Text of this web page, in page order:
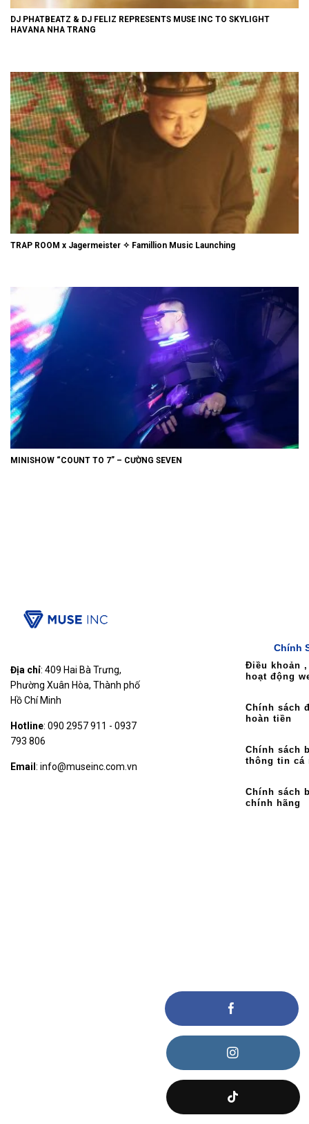
DJ PHATBEATZ & DJ FELIZ REPRESENTS MUSE INC TO SKYLIGHT
HAVANA NHA TRANG
TRAP ROOM x Jagermeister ✧ Famillion Music Launching
MINISHOW “COUNT TO 7” – CƯỜNG SEVEN
Địa chỉ: 409 Hai Bà Trưng,
Phường Xuân Hòa, Thành phố
Hồ Chí Minh
Hotline: 090 2957 911 - 0937
793 806
Email: info@museinc.com.vn
Chính
Điều khoản
hoạt động
Chính sách
hoàn tiền
Chính sách
thông tin cá
Chính sách
chính hãng